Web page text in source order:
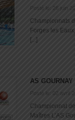
Posté le: 26 juin
Championnats
Forges les
[...]
AS GOURNAY
Posté le: 02 avril
Championnat
Maîtres L’AS